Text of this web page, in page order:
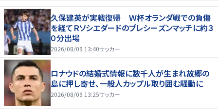
久保建英が実戦復帰 Ｗ杯オランダ戦での負傷
を経てＲソシエダードのプレシーズンマッチに約３
０分出場
2026/08/09 13:40サッカー
ロナウドの結婚式情報に数千人が生まれ故郷の
島に押し寄せ、一般人カップル取り囲む騒動に
2026/08/09 13:25サッカー